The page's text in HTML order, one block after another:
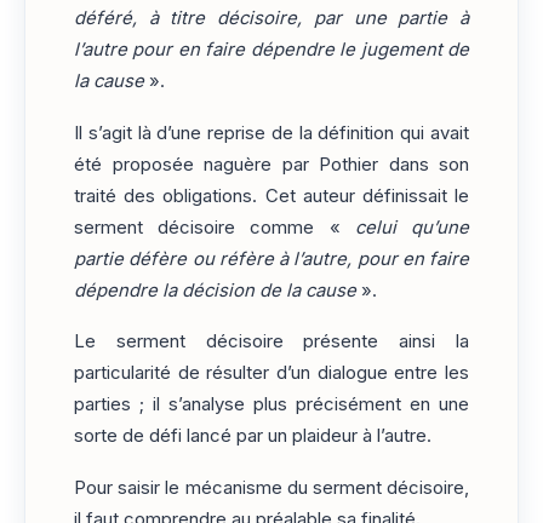
déféré, à titre décisoire, par une partie à
l’autre pour en faire dépendre le jugement de
la cause».
Il s’agit là d’une reprise de la définition qui avait
été proposée naguère par Pothier dans son
traité des obligations. Cet auteur définissait le
serment décisoire comme « celui qu’une
partie défère ou réfère à l’autre, pour en faire
dépendre la décision de la cause».
Le serment décisoire présente ainsi la
particularité de résulter d’un dialogue entre les
parties ; il s’analyse plus précisément en une
sorte de défi lancé par un plaideur à l’autre.
Pour saisir le mécanisme du serment décisoire,